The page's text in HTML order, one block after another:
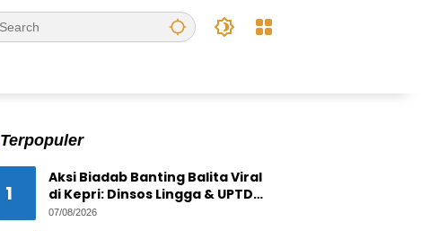
Terpopuler
1
Aksi Biadab Banting Balita Viral
di Kepri: Dinsos Lingga & UPTD
PPPA Tanjungpinang Lacak
07/08/2026